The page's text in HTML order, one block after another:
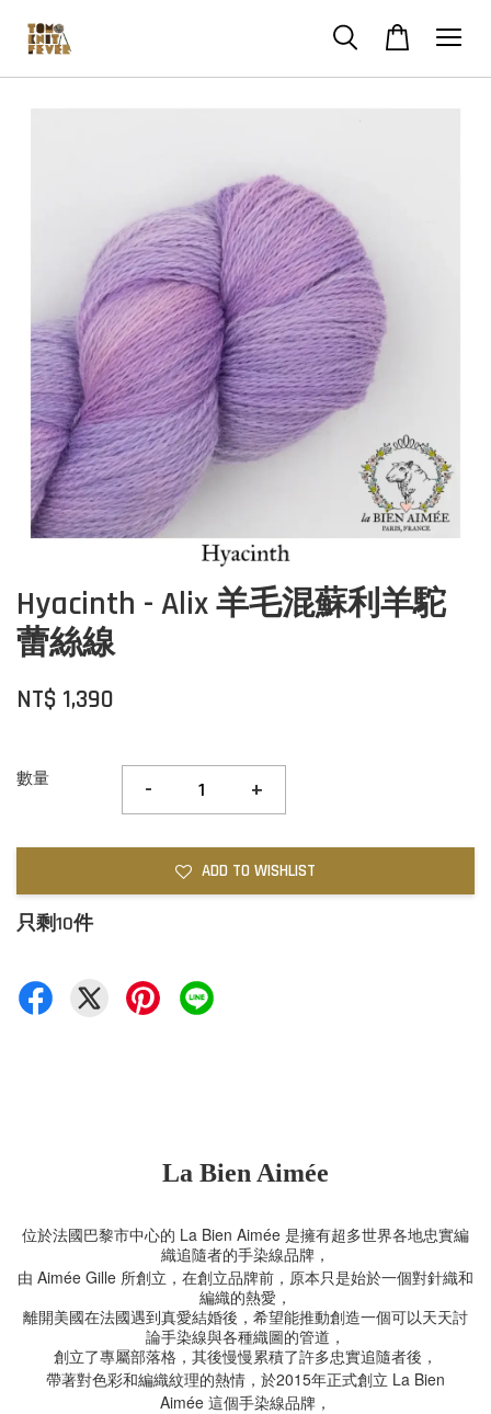
Hyacinth - Alix 羊毛混蘇利羊駝
蕾絲線
NT$ 1,390
數量 - +
ADD TO WISHLIST
只剩10件
La Bien Aimée
位於法國巴黎市中心的 La Bien Aimée 是擁有超多世界各地忠實編
織追隨者的手染線品牌，
由 Aimée Gille 所創立，在創立品牌前，原本只是始於一個對針織和
編織的熱愛，
離開美國在法國遇到真愛結婚後，希望能推動創造一個可以天天討
論手染線與各種織圖的管道，
創立了專屬部落格，其後慢慢累積了許多忠實追隨者後，
帶著對色彩和編織紋理的熱情，於2015年正式創立 La Bien
Aimée 這個手染線品牌，